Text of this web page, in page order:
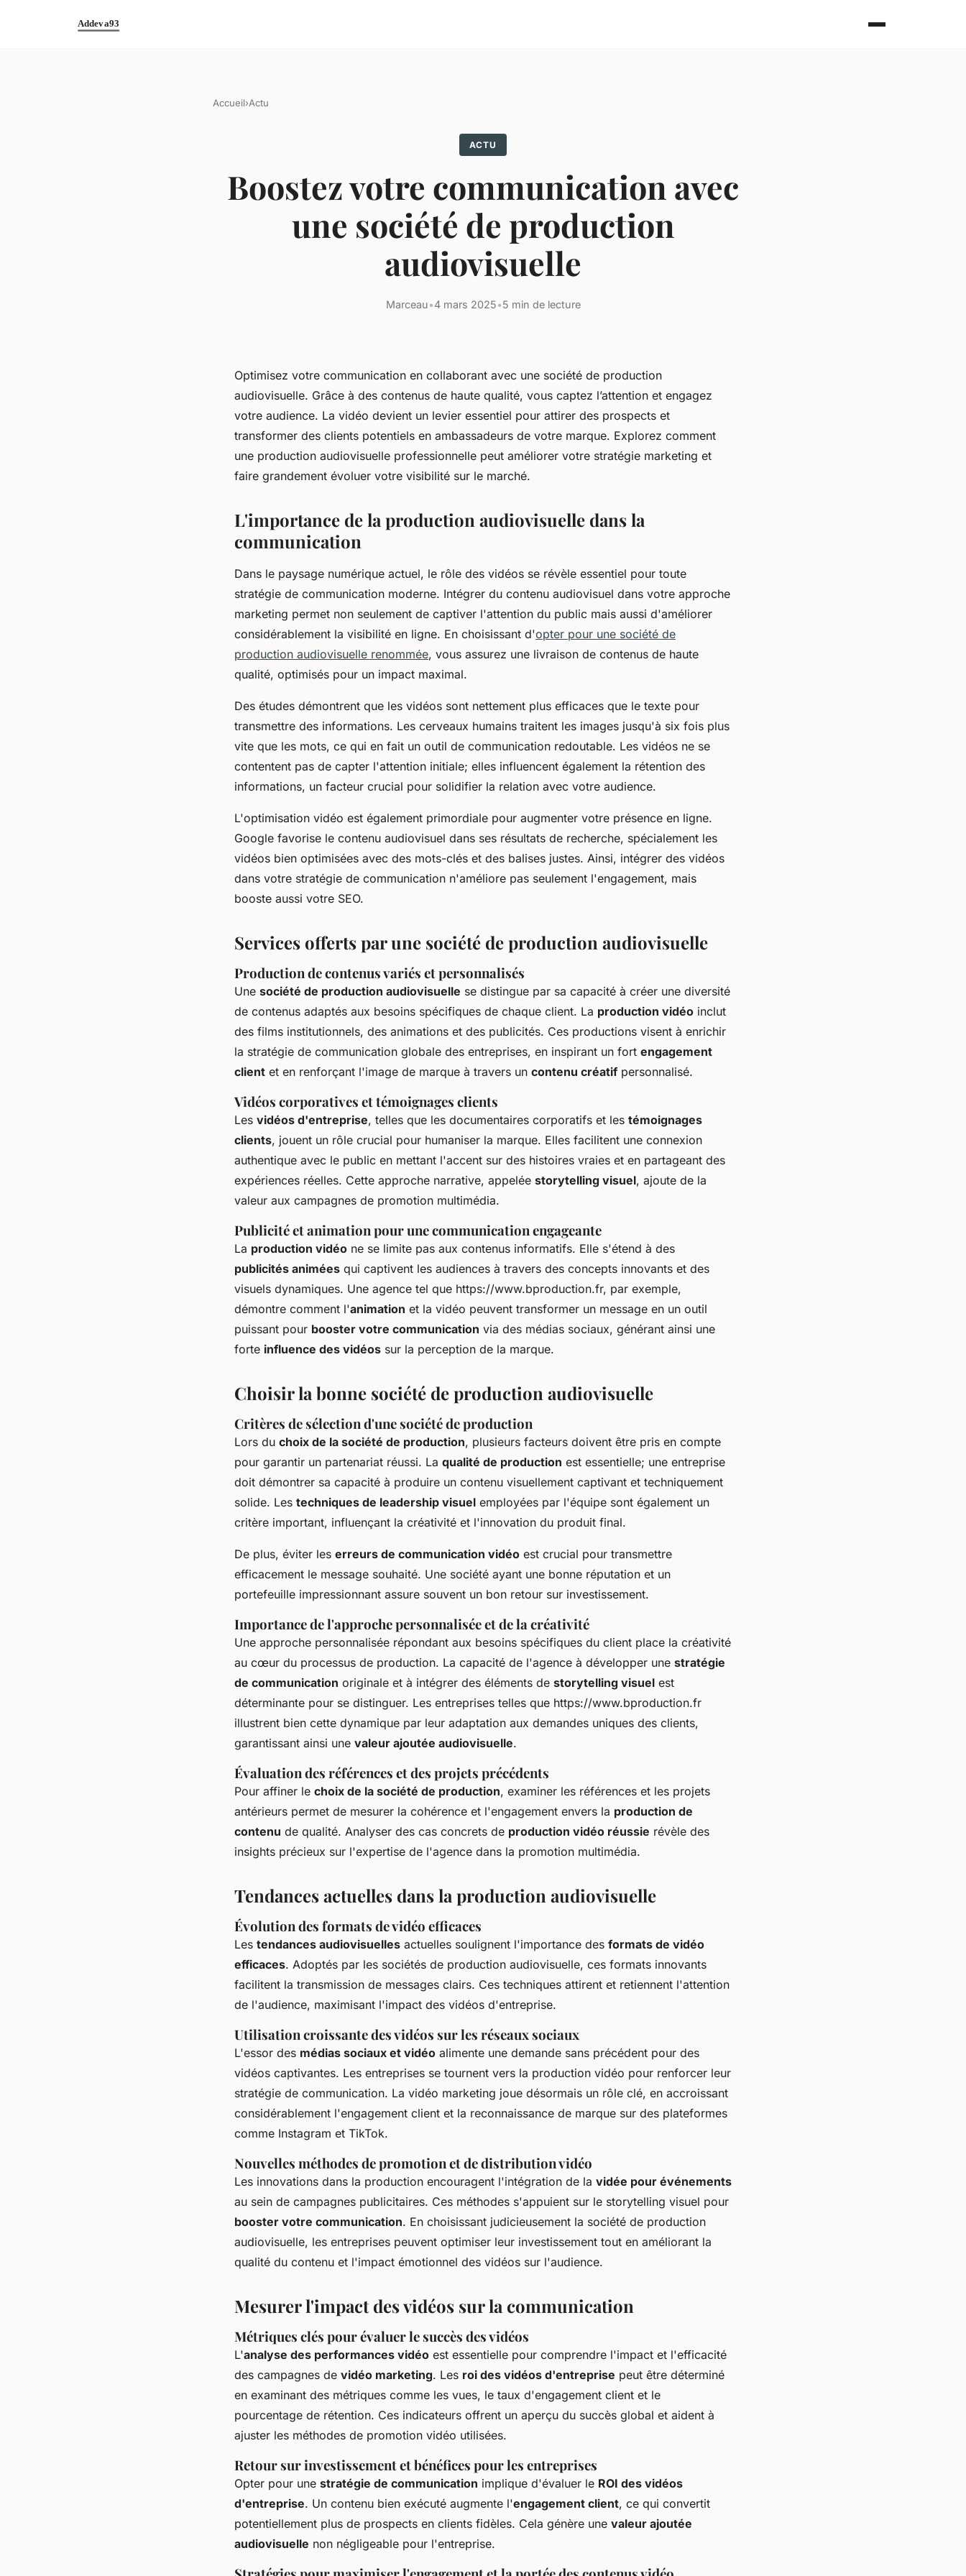
Accueil›Actu
ACTU
Boostez votre communication avec
une société de production
audiovisuelle
Marceau•4 mars 2025•5 min de lecture
Optimisez votre communication en collaborant avec une société de production
audiovisuelle. Grâce à des contenus de haute qualité, vous captez l’attention et engagez
votre audience. La vidéo devient un levier essentiel pour attirer des prospects et
transformer des clients potentiels en ambassadeurs de votre marque. Explorez comment
une production audiovisuelle professionnelle peut améliorer votre stratégie marketing et
faire grandement évoluer votre visibilité sur le marché.
L'importance de la production audiovisuelle dans la
communication
Dans le paysage numérique actuel, le rôle des vidéos se révèle essentiel pour toute
stratégie de communication moderne. Intégrer du contenu audiovisuel dans votre approche
marketing permet non seulement de captiver l'attention du public mais aussi d'améliorer
considérablement la visibilité en ligne. En choisissant d'opter pour une société de
production audiovisuelle renommée, vous assurez une livraison de contenus de haute
qualité, optimisés pour un impact maximal.
Des études démontrent que les vidéos sont nettement plus efficaces que le texte pour
transmettre des informations. Les cerveaux humains traitent les images jusqu'à six fois plus
vite que les mots, ce qui en fait un outil de communication redoutable. Les vidéos ne se
contentent pas de capter l'attention initiale; elles influencent également la rétention des
informations, un facteur crucial pour solidifier la relation avec votre audience.
L'optimisation vidéo est également primordiale pour augmenter votre présence en ligne.
Google favorise le contenu audiovisuel dans ses résultats de recherche, spécialement les
vidéos bien optimisées avec des mots-clés et des balises justes. Ainsi, intégrer des vidéos
dans votre stratégie de communication n'améliore pas seulement l'engagement, mais
booste aussi votre SEO.
Services offerts par une société de production audiovisuelle
Production de contenus variés et personnalisés
Une société de production audiovisuelle se distingue par sa capacité à créer une diversité
de contenus adaptés aux besoins spécifiques de chaque client. La production vidéo inclut
des films institutionnels, des animations et des publicités. Ces productions visent à enrichir
la stratégie de communication globale des entreprises, en inspirant un fort engagement
client et en renforçant l'image de marque à travers un contenu créatif personnalisé.
Vidéos corporatives et témoignages clients
Les vidéos d'entreprise, telles que les documentaires corporatifs et les témoignages
clients, jouent un rôle crucial pour humaniser la marque. Elles facilitent une connexion
authentique avec le public en mettant l'accent sur des histoires vraies et en partageant des
expériences réelles. Cette approche narrative, appelée storytelling visuel, ajoute de la
valeur aux campagnes de promotion multimédia.
Publicité et animation pour une communication engageante
La production vidéo ne se limite pas aux contenus informatifs. Elle s'étend à des
publicités animées qui captivent les audiences à travers des concepts innovants et des
visuels dynamiques. Une agence tel que https://www.bproduction.fr, par exemple,
démontre comment l'animation et la vidéo peuvent transformer un message en un outil
puissant pour booster votre communication via des médias sociaux, générant ainsi une
forte influence des vidéos sur la perception de la marque.
Choisir la bonne société de production audiovisuelle
Critères de sélection d'une société de production
Lors du choix de la société de production, plusieurs facteurs doivent être pris en compte
pour garantir un partenariat réussi. La qualité de production est essentielle; une entreprise
doit démontrer sa capacité à produire un contenu visuellement captivant et techniquement
solide. Les techniques de leadership visuel employées par l'équipe sont également un
critère important, influençant la créativité et l'innovation du produit final.
De plus, éviter les erreurs de communication vidéo est crucial pour transmettre
efficacement le message souhaité. Une société ayant une bonne réputation et un
portefeuille impressionnant assure souvent un bon retour sur investissement.
Importance de l'approche personnalisée et de la créativité
Une approche personnalisée répondant aux besoins spécifiques du client place la créativité
au cœur du processus de production. La capacité de l'agence à développer une stratégie
de communication originale et à intégrer des éléments de storytelling visuel est
déterminante pour se distinguer. Les entreprises telles que https://www.bproduction.fr
illustrent bien cette dynamique par leur adaptation aux demandes uniques des clients,
garantissant ainsi une valeur ajoutée audiovisuelle.
Évaluation des références et des projets précédents
Pour affiner le choix de la société de production, examiner les références et les projets
antérieurs permet de mesurer la cohérence et l'engagement envers la production de
contenu de qualité. Analyser des cas concrets de production vidéo réussie révèle des
insights précieux sur l'expertise de l'agence dans la promotion multimédia.
Tendances actuelles dans la production audiovisuelle
Évolution des formats de vidéo efficaces
Les tendances audiovisuelles actuelles soulignent l'importance des formats de vidéo
efficaces. Adoptés par les sociétés de production audiovisuelle, ces formats innovants
facilitent la transmission de messages clairs. Ces techniques attirent et retiennent l'attention
de l'audience, maximisant l'impact des vidéos d'entreprise.
Utilisation croissante des vidéos sur les réseaux sociaux
L'essor des médias sociaux et vidéo alimente une demande sans précédent pour des
vidéos captivantes. Les entreprises se tournent vers la production vidéo pour renforcer leur
stratégie de communication. La vidéo marketing joue désormais un rôle clé, en accroissant
considérablement l'engagement client et la reconnaissance de marque sur des plateformes
comme Instagram et TikTok.
Nouvelles méthodes de promotion et de distribution vidéo
Les innovations dans la production encouragent l'intégration de la vidée pour événements
au sein de campagnes publicitaires. Ces méthodes s'appuient sur le storytelling visuel pour
booster votre communication. En choisissant judicieusement la société de production
audiovisuelle, les entreprises peuvent optimiser leur investissement tout en améliorant la
qualité du contenu et l'impact émotionnel des vidéos sur l'audience.
Mesurer l'impact des vidéos sur la communication
Métriques clés pour évaluer le succès des vidéos
L'analyse des performances vidéo est essentielle pour comprendre l'impact et l'efficacité
des campagnes de vidéo marketing. Les roi des vidéos d'entreprise peut être déterminé
en examinant des métriques comme les vues, le taux d'engagement client et le
pourcentage de rétention. Ces indicateurs offrent un aperçu du succès global et aident à
ajuster les méthodes de promotion vidéo utilisées.
Retour sur investissement et bénéfices pour les entreprises
Opter pour une stratégie de communication implique d'évaluer le ROI des vidéos
d'entreprise. Un contenu bien exécuté augmente l'engagement client, ce qui convertit
potentiellement plus de prospects en clients fidèles. Cela génère une valeur ajoutée
audiovisuelle non négligeable pour l'entreprise.